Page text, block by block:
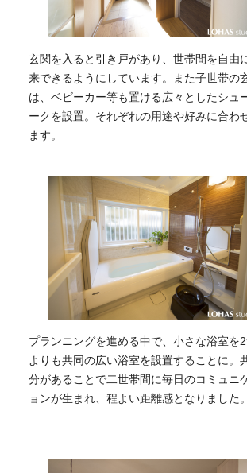
玄関を入ると引き戸があり、世帯間を自由
来できるようにしています。また子世帯の
は、ベビーカー等も置ける広々としたシュ
ークを設置。それぞれの用途や好みに合わ
ます。
プランニングを進める中で、小さな浴室を
よりも共同の広い浴室を設置することに。
分があることで二世帯間に毎日のコミュニ
ョンが生まれ、程よい距離感となりました。